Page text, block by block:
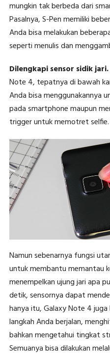
mungkin tak berbeda dari
Pasalnya, S-Pen memiliki
Anda bisa melakukan
seperti menulis dan
Dilengkapi sensor sidik jari.
Note 4, tepatnya di bawah
Anda bisa menggunakannya
pada smartphone maupun
trigger untuk memotret selfie.
Namun sebenarnya fungsi
untuk membantu memantau
menempelkan ujung jari apa
detik, sensornya dapat
hanya itu, Galaxy Note 4
langkah Anda berjalan,
bahkan mengetahui tingkat
Semuanya bisa dilakukan